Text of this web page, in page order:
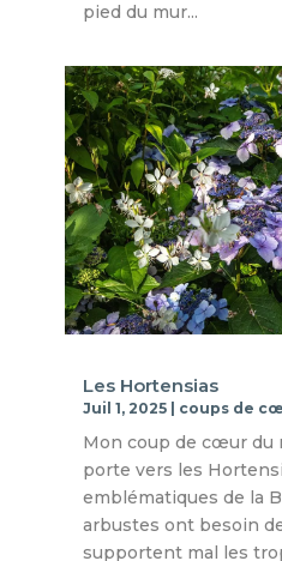
pied du mur...
Les Hortensias
Juil 1, 2025| coups de
Mon coup de cœur du
porte vers les
emblématiques de la
arbustes ont besoin
supportent mal les